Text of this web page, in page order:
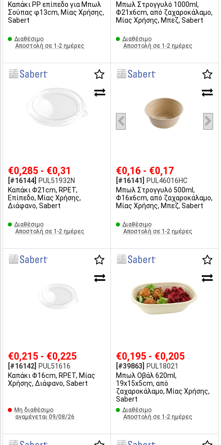
Καπάκι PP επίπεδο για Μπωλ
Σούπας φ13cm, Μίας Χρήσης,
Sabert
Διαθέσιμο
Αποστολή σε 1-2 ημέρες
Μπωλ Στρογγυλό 1000ml,
Φ21x6cm, από ζαχαροκάλαμο,
Μίας Χρήσης, Μπεζ, Sabert
Διαθέσιμο
Αποστολή σε 1-2 ημέρες
€0,285 - €0,31
[#16144]
PUL51932N
Καπάκι Φ21cm, RPET,
Επίπεδο, Μίας Χρήσης,
Διάφανο, Sabert
Διαθέσιμο
Αποστολή σε 1-2 ημέρες
€0,16 - €0,17
[#16141]
PUL46016HC
Μπωλ Στρογγυλό 500ml,
Φ16x6cm, από ζαχαροκάλαμο,
Μίας Χρήσης, Μπεζ, Sabert
Διαθέσιμο
Αποστολή σε 1-2 ημέρες
€0,215 - €0,225
[#16142]
PUL51616
Καπάκι Φ16cm, RPET, Μίας
Χρήσης, Διάφανο, Sabert
Μη διαθέσιμο
αναμένεται 09/08/26
€0,195 - €0,205
[#39863]
PUL18021
Μπωλ Οβάλ 620ml,
19x15x5cm, από
ζαχαροκάλαμο, Μίας Χρήσης,
Sabert
Διαθέσιμο
Αποστολή σε 1-2 ημέρες